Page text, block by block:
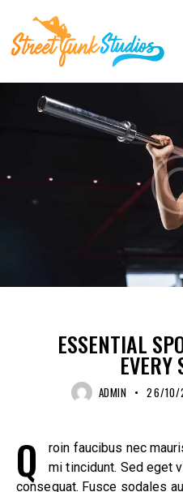
ESSENTIAL
EVERY
ADMIN 26/10/
Q
roin faucibus nec
mi tincidunt. Sed eget
consequat. Fusce sodales